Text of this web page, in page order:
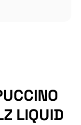
LIQUID